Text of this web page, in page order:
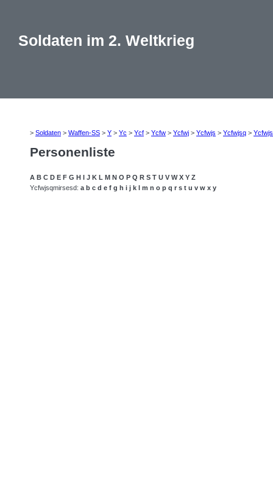
Soldaten im 2. Weltkrieg
> Soldaten > Waffen-SS > Y > Yc > Ycf > Ycfw > Ycfwj > Ycfwjs > Ycfwjsq >
Personenliste
A B C D E F G H I J K L M N O P Q R S T U V W X Y Z
Ycfwjsqmirsesd: a b c d e f g h i j k l m n o p q r s t u v w x y